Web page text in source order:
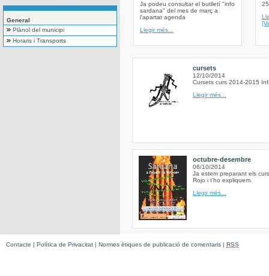
General
Plànol del municipi
Horaris i Transports
Ja podeu consultar el butlletí "info
sardana" del mes de març a
l'apartat agenda
Llegir més...
cursets
12/10/2014
Cursets curs 2014-2015
Llegir més...
octubre-desembre
06/10/2014
Ja estem preparant els
Rojo i t'ho expliquem.
Llegir més...
Contacte | Política de Privacitat | Normes ètiques de publicació de comentaris | RSS